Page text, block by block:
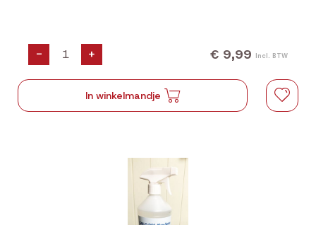
- + € 9,99 Incl. BTW
In winkelmandje